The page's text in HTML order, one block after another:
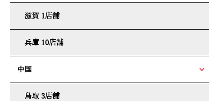
滋賀 1店舗
兵庫 10店舗
中国
鳥取 3店舗